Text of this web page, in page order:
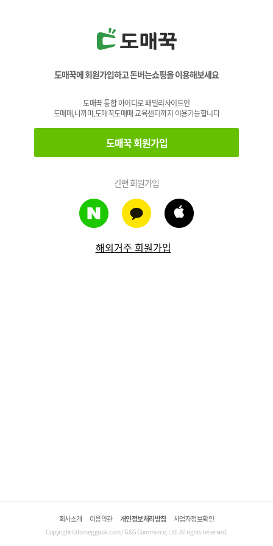
도매꾹에 회원가입하고 돈버는쇼핑을 이용해보세요
도매꾹 통합 아이디로 패밀리사이트인
도매매,나까마,도매꾹도매매 교육센터까지 이용가능합니다
도매꾹 회원가입
간편 회원가입
해외거주 회원가입
회사소개 이용약관 개인정보처리방침 사업자정보확인
Copyright©domeggook.com / G&G Commerce, Ltd. All rights reserved.